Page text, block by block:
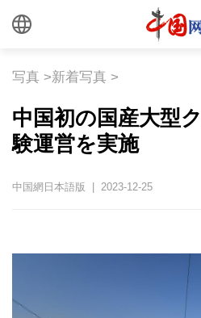
写真 >新着写真 >
中国初の国産大型
験運営を実施
中国網日本語版 | 2023-12-25